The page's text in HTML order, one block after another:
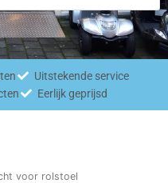
Uitstekende service
Eerlijk geprijsd
voor rolstoel